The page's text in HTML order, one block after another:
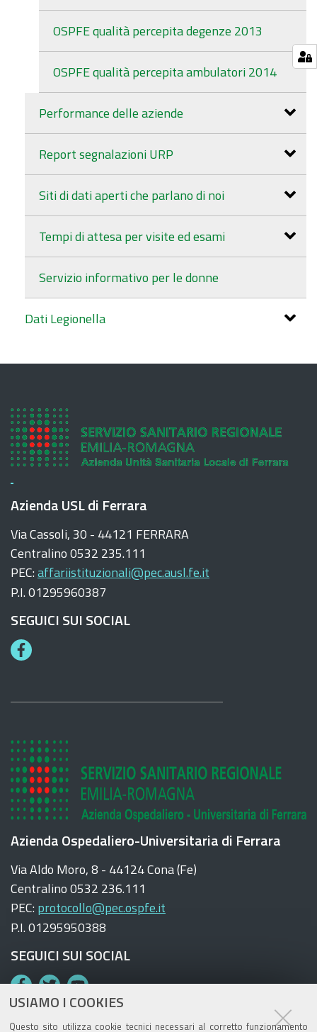
USIAMO I COOKIES
Questo sito utilizza cookie tecnici necessari al corretto funzionamento
OSPFE qualità percepita degenze 2013
OSPFE qualità percepita ambulatori 2014
Performance delle aziende
Report segnalazioni URP
Siti di dati aperti che parlano di noi
Tempi di attesa per visite ed esami
Servizio informativo per le donne
Dati Legionella
Azienda USL di Ferrara
Via Cassoli, 30 - 44121 FERRARA
Centralino 0532 235.111
PEC:affariistituzionali@pec.ausl.fe.it
P.I. 01295960387
SEGUICI SUI SOCIAL
F
e
o
o
k
Azienda Ospedaliero-Universitaria di Ferrara
Via Aldo Moro, 8 - 44124 Cona (Fe)
Centralino 0532 236.111
PEC: protocollo@pec.ospfe.it
P.I. 01295950388
SEGUICI SUI SOCIAL
F
a
c
T
w
Y
o
u